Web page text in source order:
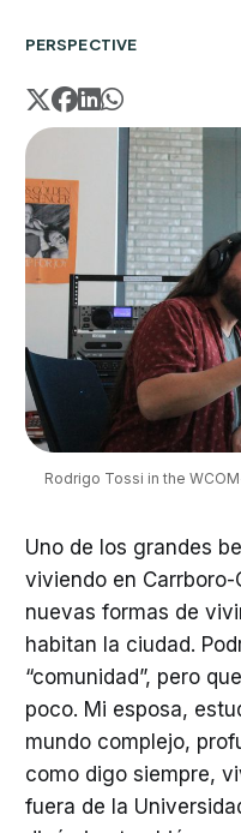
PERSPECTIVE
Rodrigo Tossi in the
Uno de los grandes
viviendo en
nuevas formas de
habitan la ciudad.
“comunidad”, pero
poco. Mi esposa,
mundo complejo,
como digo siempre,
fuera de la